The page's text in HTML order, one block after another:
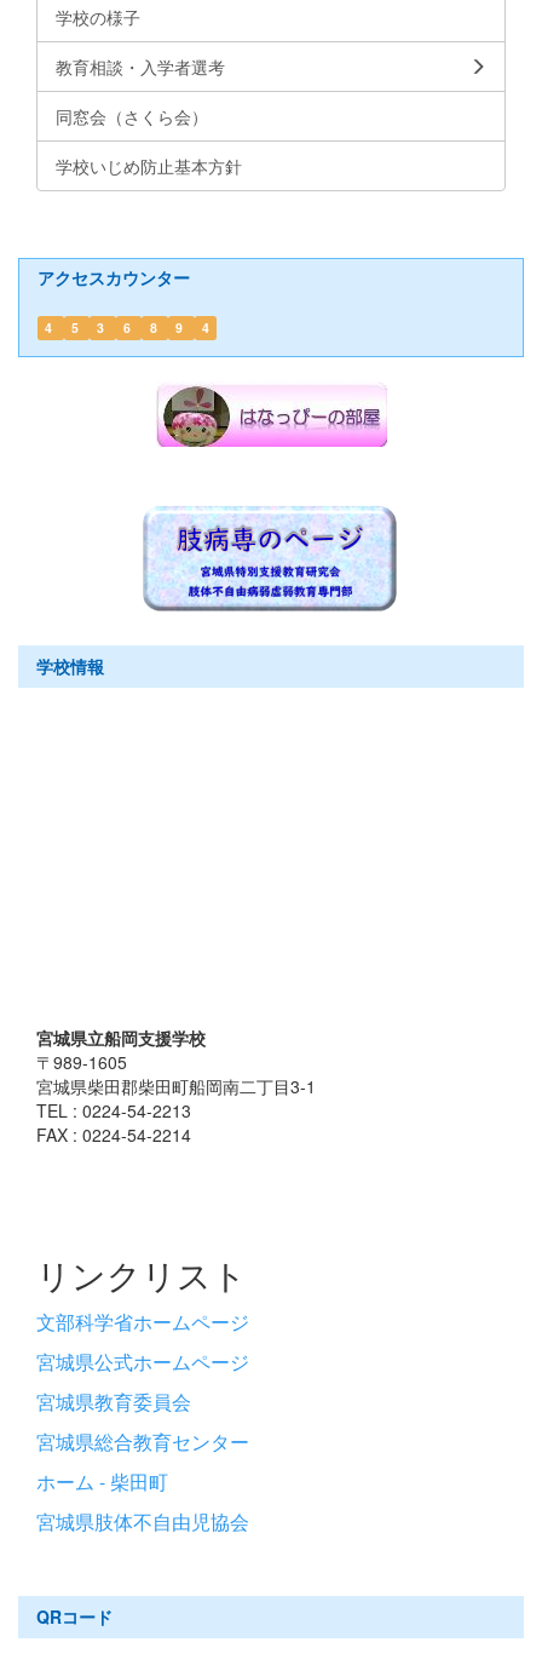
学校の様子
教育相談・入学者選考
同窓会（さくら会）
学校いじめ防止基本方針
アクセスカウンター
4 5 3 6 8 9 4
学校情報
宮城県立船岡支援学校
〒989-1605
宮城県柴田郡柴田町船岡南二丁目3-1
TEL : 0224-54-2213
FAX : 0224-54-2214
リンクリスト
文部科学省ホームページ
宮城県公式ホームページ
宮城県教育委員会
宮城県総合教育センター
ホーム - 柴田町
宮城県肢体不自由児協会
QRコード